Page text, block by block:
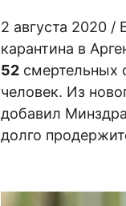
2 августа 2020
карантина в
52 смертельных
человек. Из
добавил
долго